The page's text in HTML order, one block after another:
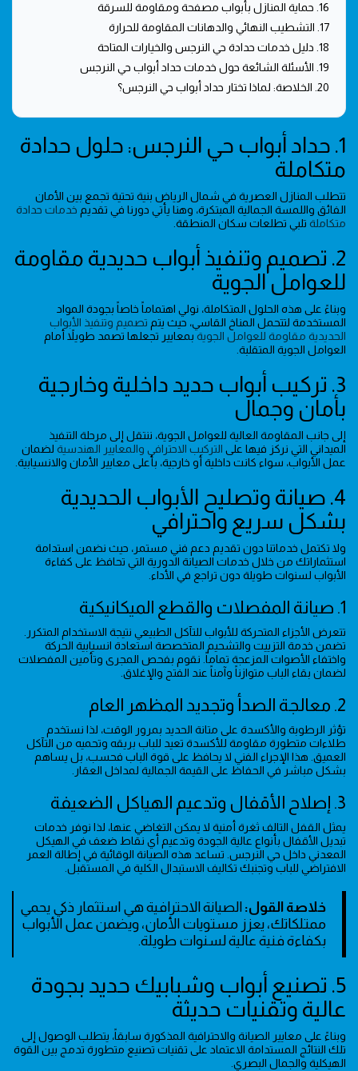
16. حماية المنازل بأبواب مصفحة ومقاومة للسرقة
17. التشطيب النهائي والدهانات المقاومة للحرارة
18. دليل خدمات حدادة حي النرجس والخيارات المتاحة
19. الأسئلة الشائعة حول خدمات حداد أبواب حي النرجس
20. الخلاصة: لماذا تختار حداد أبواب حي النرجس؟
1. حداد أبواب حي النرجس: حلول حدادة
متكاملة
تتطلب المنازل العصرية في شمال الرياض بنية تحتية تجمع بين الأمان
الفائق واللمسة الجمالية المبتكرة، وهنا يأتي دورنا في تقديم خدمات حدادة
متكاملة تلبي تطلعات سكان المنطقة.
2. تصميم وتنفيذ أبواب حديدية مقاومة
للعوامل الجوية
وبناءً على هذه الحلول المتكاملة، نولي اهتماماً خاصاً بجودة المواد
المستخدمة لتتحمل المناخ القاسي، حيث يتم تصميم وتنفيذ الأبواب
الحديدية مقاومة للعوامل الجوية بمعايير تجعلها تصمد طويلاً أمام
العوامل الجوية المتقلبة.
3. تركيب أبواب حديد داخلية وخارجية
بأمان وجمال
إلى جانب المقاومة العالية للعوامل الجوية، ننتقل إلى مرحلة التنفيذ
الميداني التي نركز فيها على التركيب الاحترافي والمعايير الهندسية لضمان
عمل الأبواب، سواء كانت داخلية أو خارجية، بأعلى معايير الأمان والانسيابية.
4. صيانة وتصليح الأبواب الحديدية
بشكل سريع واحترافي
ولا تكتمل خدماتنا دون تقديم دعم فني مستمر، حيث نضمن استدامة
استثماراتك من خلال خدمات الصيانة الدورية التي تحافظ على كفاءة
الأبواب لسنوات طويلة دون تراجع في الأداء.
1. صيانة المفصلات والقطع الميكانيكية
تتعرض الأجزاء المتحركة للأبواب للتآكل الطبيعي نتيجة الاستخدام المتكرر.
تضمن خدمة التزييت والتشحيم المتخصصة استعادة انسيابية الحركة
واختفاء الأصوات المزعجة تماماً. نقوم بفحص المجرى وتأمين المفصلات
لضمان بقاء الباب متوازناً وآمناً عند الفتح والإغلاق.
2. معالجة الصدأ وتجديد المظهر العام
تؤثر الرطوبة والأكسدة على متانة الحديد بمرور الوقت، لذا نستخدم
طلاءات متطورة مقاومة للأكسدة تعيد للباب بريقه وتحميه من التآكل
العميق. هذا الإجراء الفني لا يحافظ على قوة الباب فحسب، بل يساهم
بشكل مباشر في الحفاظ على القيمة الجمالية لمداخل العقار.
3. إصلاح الأقفال وتدعيم الهياكل الضعيفة
يمثل القفل التالف ثغرة أمنية لا يمكن التغاضي عنها، لذا نوفر خدمات
تبديل الأقفال بأنواع عالية الجودة وتدعيم أي نقاط ضعف في الهيكل
المعدني داخل حي النرجس. تساعد هذه الصيانة الوقائية في إطالة العمر
الافتراضي للباب وتجنبك تكاليف الاستبدال الكلية في المستقبل.
خلاصة القول: الصيانة الاحترافية هي استثمار ذكي يحمي
ممتلكاتك، يعزز مستويات الأمان، ويضمن عمل الأبواب
بكفاءة فنية عالية لسنوات طويلة.
5. تصنيع أبواب وشبابيك حديد بجودة
عالية وتقنيات حديثة
وبناءً على معايير الصيانة والاحترافية المذكورة سابقاً، يتطلب الوصول إلى
تلك النتائج المستدامة الاعتماد على تقنيات تصنيع متطورة تدمج بين القوة
الهيكلية والجمال البصري.